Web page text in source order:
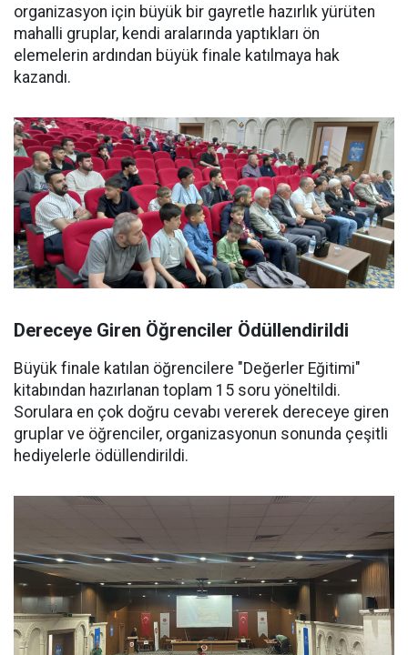
organizasyon için büyük bir gayretle hazırlık yürüten
mahalli gruplar, kendi aralarında yaptıkları ön
elemelerin ardından büyük finale katılmaya hak
kazandı.
Dereceye Giren Öğrenciler Ödüllendirildi
Büyük finale katılan öğrencilere "Değerler Eğitimi"
kitabından hazırlanan toplam 15 soru yöneltildi.
Sorulara en çok doğru cevabı vererek dereceye giren
gruplar ve öğrenciler, organizasyonun sonunda çeşitli
hediyelerle ödüllendirildi.